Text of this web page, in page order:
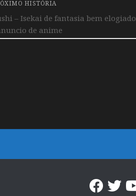
HISTÓRIA
– Isekai de fantasia bem elogiado
de anime